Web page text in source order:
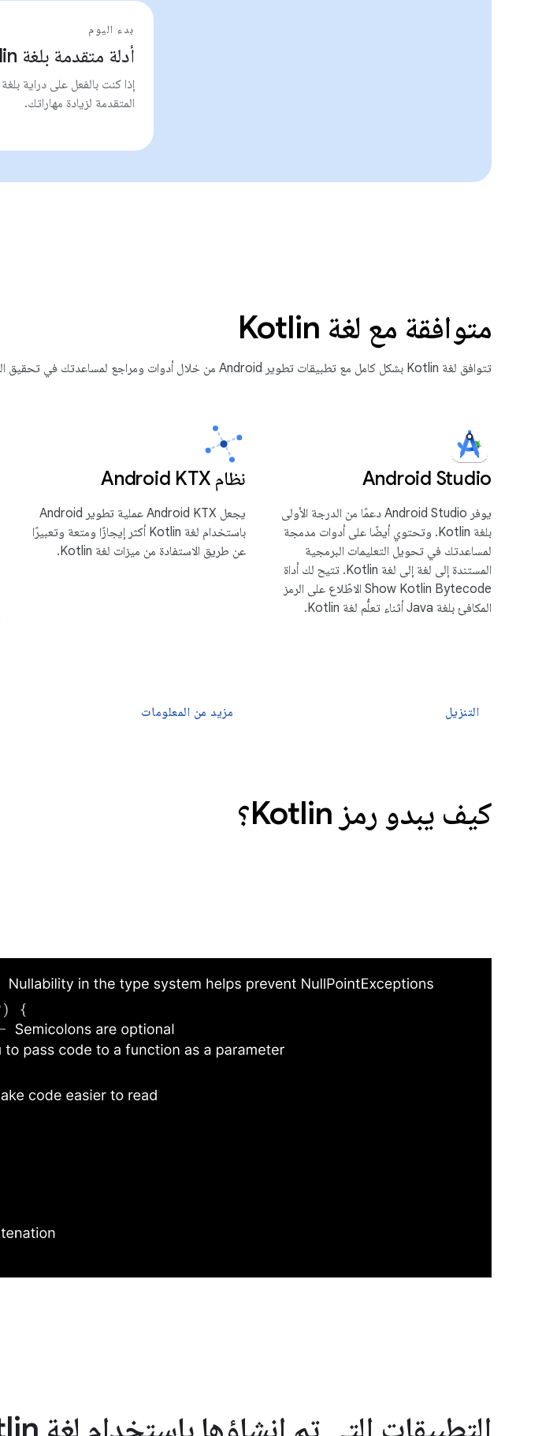
بدء اليوم
أدلة متقدمة بلغة Kotlin
المتقدمة لزيادة مهاراتك.
متوافقة مع لغة Kotlin
تتوافق لغة Kotlin بشكل كامل مع تطبيقات تطوير Android من خلال أدوات ومراجع لمساعدتك في تحقيق النجاح.
Android Studio
يوفر Android Studio دعمًا من الدرجة الأولى
بلغة Kotlin. وتحتوي أيضًا على أدوات مدمجة
لمساعدتك في تحويل التعليمات البرمجية
المستندة إلى لغة إلى لغة Kotlin. تتيح لك أداة
Show Kotlin Bytecode الاطّلاع على الرمز
المكافئ بلغة Java أثناء تعلُّم لغة Kotlin.
التنزيل
نظام Android KTX
يجعل Android KTX عملية تطوير Android
باستخدام لغة Kotlin أكثر إيجازًا ومتعة وتعبيرًا
عن طريق الاستفادة من ميزات لغة Kotlin.
مزيد من المعلومات
كيف يبدو رمز Kotlin؟
التطبيقات التي تم إنشاؤها باستخدام لغة Kotlin